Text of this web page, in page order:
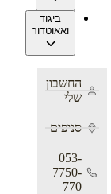
ביגוד
ואאוטדור
החשבון
שלי
סניפים
053-
7750-
770